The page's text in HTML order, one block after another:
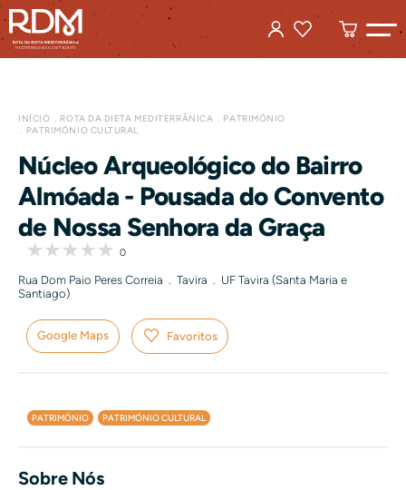
INÍCIO ROTA DA DIETA MEDITERRÂNICA
PATRIMÓNIO
PATRIMÓNIO CULTURAL
Núcleo Arqueológico do Bairro
Almóada - Pousada do Convento
de Nossa Senhora da Graça
0
Rua Dom Paio Peres Correia . Tavira . UF Tavira (Santa Maria e
Santiago)
Google Maps Favoritos
PATRIMÓNIO PATRIMÓNIO CULTURAL
Sobre Nós